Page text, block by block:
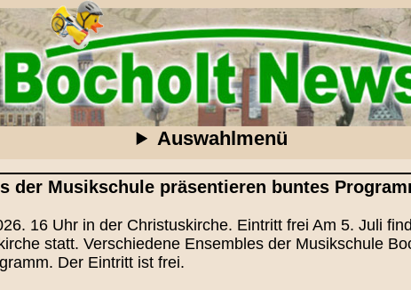
Auswahlmenü
der Musikschule präsentieren buntes
16 Uhr in der Christuskirche. Eintritt frei Am 5. Juli
statt. Verschiedene Ensembles der Musikschule
Der Eintritt ist frei.